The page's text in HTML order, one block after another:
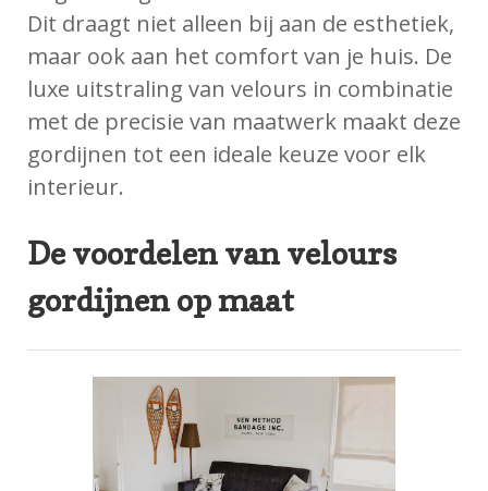
Dit draagt niet alleen bij aan de esthetiek,
maar ook aan het comfort van je huis. De
luxe uitstraling van velours in combinatie
met de precisie van maatwerk maakt deze
gordijnen tot een ideale keuze voor elk
interieur.
De voordelen van velours
gordijnen op maat